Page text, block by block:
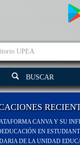
BUSCAR
CANVA Y SU
EN
DE LA UNIDAD